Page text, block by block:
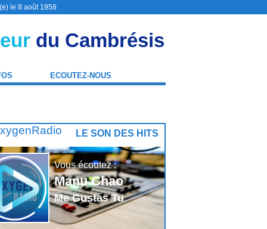
le 8 août 1958
du Cambrésis
ECOUTEZ-NOUS
LE SON DES HITS
Vous écoutez :
Manu Chao
Me Gustas Tu